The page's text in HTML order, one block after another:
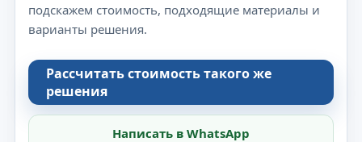
подскажем стоимость, подходящие материалы и
варианты решения.
Рассчитать стоимость такого же
решения
Написать в WhatsApp